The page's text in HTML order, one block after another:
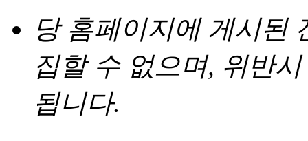
당 홈페이지에 게시된
집할 수 없으며, 위반
됩니다.